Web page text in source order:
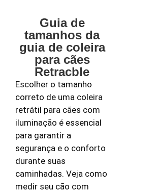
Guia de
tamanhos da
guia de coleira
para cães
Retracble
Escolher o tamanho
correto de uma coleira
retrátil para cães com
iluminação é essencial
para garantir a
segurança e o conforto
durante suas
caminhadas. Veja como
medir seu cão com